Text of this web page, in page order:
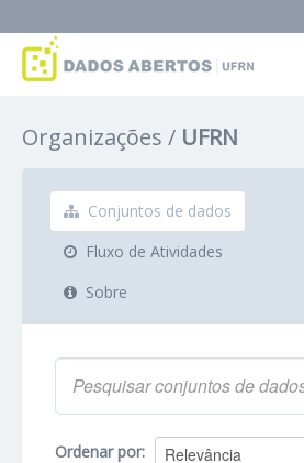
Grupos
Sobre
Organizações UFRN
Conjuntos de dados
Fluxo de Atividades
Sobre
Ordenar por